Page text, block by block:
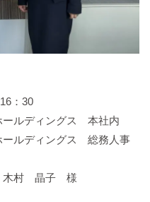
：30
ールディングス 本社内
ールディングス 総務人事
木村 晶子 様